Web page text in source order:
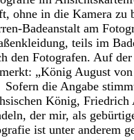
ohne in die Kamera zu
Badeanstalt am
teils im
den Fotografen. Auf
„König August von
Sofern die Angabe
König,
der mir, als
ist unter anderem